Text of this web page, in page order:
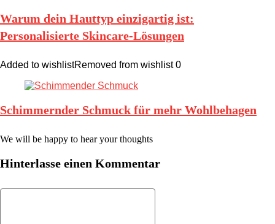
Warum dein Hauttyp einzigartig ist:
Personalisierte Skincare-Lösungen
Added to wishlistRemoved from wishlist 0
Schimmernder Schmuck für mehr Wohlbehagen
We will be happy to hear your thoughts
Hinterlasse einen Kommentar